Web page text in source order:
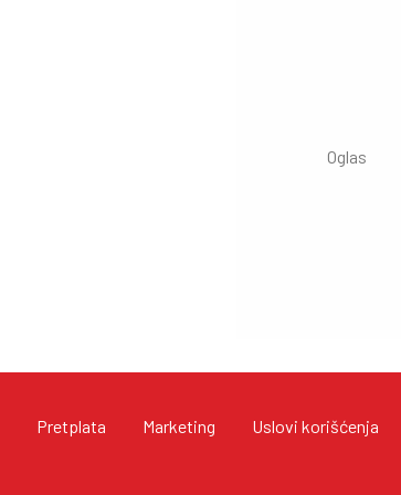
Pretplata Marketing Uslovi korišćenja